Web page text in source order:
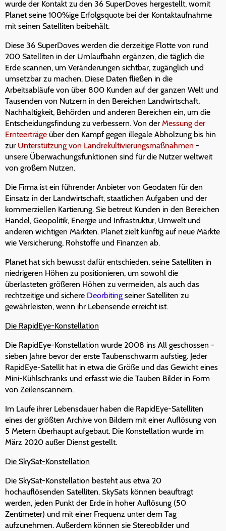
wurde der Kontakt zu den 36 SuperDoves hergestellt, womit
Planet seine 100%ige Erfolgsquote bei der Kontaktaufnahme
mit seinen Satelliten beibehält.
Diese 36 SuperDoves werden die derzeitige Flotte von rund
200 Satelliten in der Umlaufbahn ergänzen, die täglich die
Erde scannen, um Veränderungen sichtbar, zugänglich und
umsetzbar zu machen. Diese Daten fließen in die
Arbeitsabläufe von über 800 Kunden auf der ganzen Welt und
Tausenden von Nutzern in den Bereichen Landwirtschaft,
Nachhaltigkeit, Behörden und anderen Bereichen ein, um die
Entscheidungsfindung zu verbessern. Von der Messung der
Ernteerträge über den Kampf gegen illegale Abholzung bis hin
zur Unterstützung von Landrekultivierungsmaßnahmen -
unsere Überwachungsfunktionen sind für die Nutzer weltweit
von großem Nutzen.
Die Firma ist ein führender Anbieter von Geodaten für den
Einsatz in der Landwirtschaft, staatlichen Aufgaben und der
kommerziellen Kartierung. Sie betreut Kunden in den Bereichen
Handel, Geopolitik, Energie und Infrastruktur, Umwelt und
anderen wichtigen Märkten. Planet zielt künftig auf neue Märkte
wie Versicherung, Rohstoffe und Finanzen ab.
Planet hat sich bewusst dafür entschieden, seine Satelliten in
niedrigeren Höhen zu positionieren, um sowohl die
überlasteten größeren Höhen zu vermeiden, als auch das
rechtzeitige und sichere Deorbiting seiner Satelliten zu
gewährleisten, wenn ihr Lebensende erreicht ist.
Die RapidEye-Konstellation
Die RapidEye-Konstellation wurde 2008 ins All geschossen -
sieben Jahre bevor der erste Taubenschwarm aufstieg. Jeder
RapidEye-Satellit hat in etwa die Größe und das Gewicht eines
Mini-Kühlschranks und erfasst wie die Tauben Bilder in Form
von Zeilenscannern.
Im Laufe ihrer Lebensdauer haben die RapidEye-Satelliten
eines der größten Archive von Bildern mit einer Auflösung von
5 Metern überhaupt aufgebaut. Die Konstellation wurde im
März 2020 außer Dienst gestellt.
Die SkySat-Konstellation
Die SkySat-Konstellation besteht aus etwa 20
hochauflösenden Satelliten. SkySats können beauftragt
werden, jeden Punkt der Erde in hoher Auflösung (50
Zentimeter) und mit einer Frequenz unter dem Tag
aufzunehmen. Außerdem können sie Stereobilder und